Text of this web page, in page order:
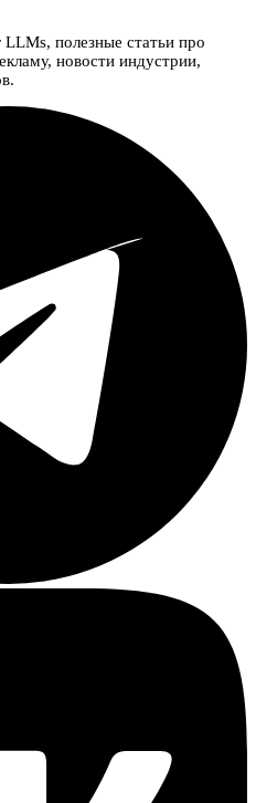
LLMs, полезные статьи про
новости индустрии,